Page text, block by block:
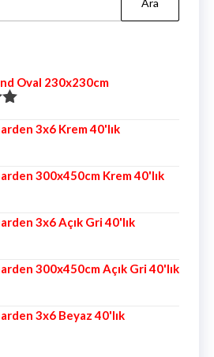
Oval 230x230cm
3x6 Krem 40'lık
300x450cm Krem 40'lık
3x6 Açık Gri 40'lık
300x450cm Açık Gri 40'lık
3x6 Beyaz 40'lık